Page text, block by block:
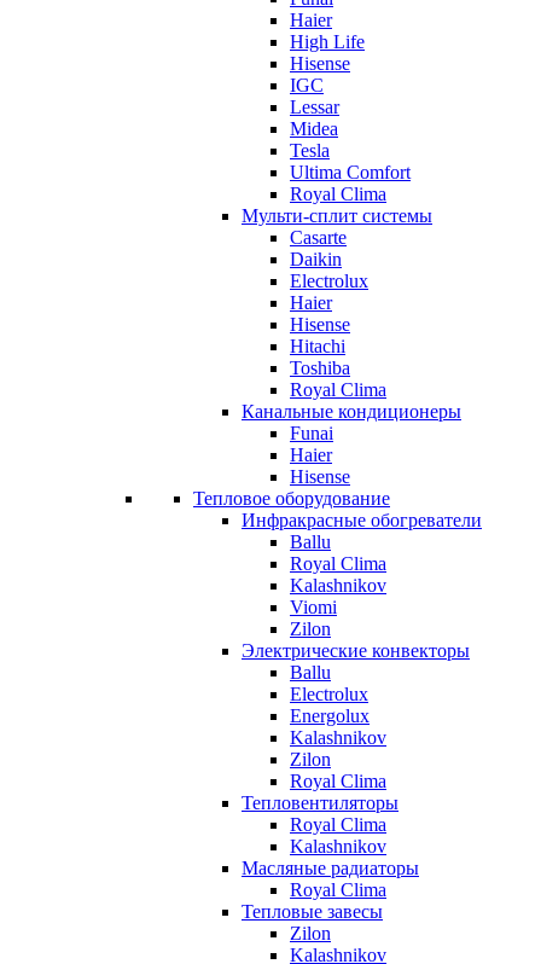
Haier
High Life
Hisense
IGC
Lessar
Midea
Tesla
Ultima Comfort
Royal Clima
Мульти-сплит системы
Casarte
Daikin
Electrolux
Haier
Hisense
Hitachi
Toshiba
Royal Clima
Канальные кондиционеры
Funai
Haier
Hisense
Тепловое оборудование
Инфракрасные обогреватели
Ballu
Royal Clima
Kalashnikov
Viomi
Zilon
Электрические конвекторы
Ballu
Electrolux
Energolux
Kalashnikov
Zilon
Royal Clima
Тепловентиляторы
Royal Clima
Kalashnikov
Масляные радиаторы
Royal Clima
Тепловые завесы
Zilon
Kalashnikov